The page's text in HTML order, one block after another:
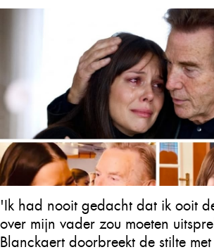
'Ik had nooit gedacht dat ik ooit
over mijn vader zou moeten
Blanckaert doorbreekt de stilte